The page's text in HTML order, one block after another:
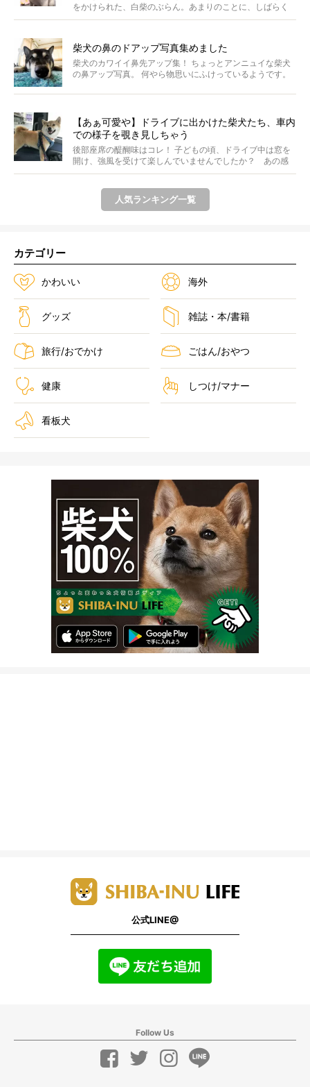
をかけられた、白柴のぶらん。あまりのことに、しばらく
フリ...
柴犬の鼻のドアップ写真集めました
柴犬のカワイイ鼻先アップ集！ ちょっとアンニュイな柴犬
の鼻アップ写真。 何やら物思いにふけっているようです。
【あぁ可愛や】ドライブに出かけた柴犬たち、車内
での様子を覗き見しちゃう
後部座席の醍醐味はコレ！ 子どもの頃、ドライブ中は窓を
開け、強風を受けて楽しんでいませんでしたか？ あの感
じが...
人気ランキング一覧
カテゴリー
かわいい 海外
グッズ 雑誌・本/書籍
旅行/おでかけ ごはん/おやつ
健康 しつけ/マナー
看板犬
公式LINE@
Follow Us